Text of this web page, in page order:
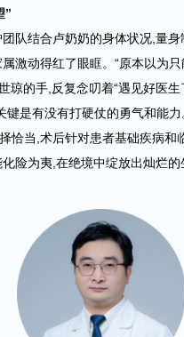
”
队结合卢奶奶的身体状况,量身
激动得红了眼眶。“原本以为
琼的手,反复念叨着“遇见好医生
键是有没有打硬仗的勇气和能
恰当,术后针对患者基础疾病
险为夷,在绝境中绽放出灿烂的